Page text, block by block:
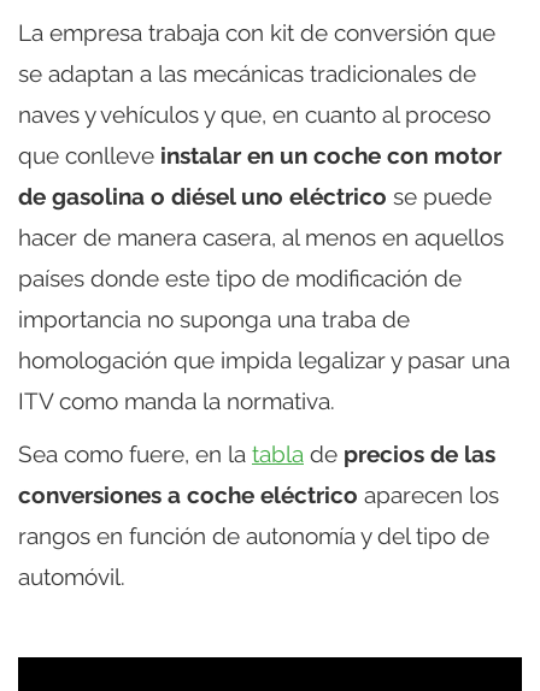
La empresa trabaja con kit de conversión que
se adaptan a las mecánicas tradicionales de
naves y vehículos y que, en cuanto al proceso
que conlleve instalar en un coche con motor
de gasolina o diésel uno eléctrico se puede
hacer de manera casera, al menos en aquellos
países donde este tipo de modificación de
importancia no suponga una traba de
homologación que impida legalizar y pasar una
ITV como manda la normativa.
Sea como fuere, en la tabla de precios de las
conversiones a coche eléctrico aparecen los
rangos en función de autonomía y del tipo de
automóvil.